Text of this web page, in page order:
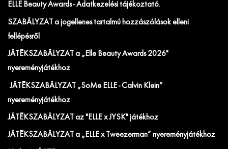
ELLE Beauty Awards - Adatkezelési tájékoztató.
SZABÁLYZAT a jogellenes tartalmú hozzászólások elleni
fellépésről
JÁTÉKSZABÁLYZAT a „Elle Beauty Awards 2026"
nyereményjátékhoz
JÁTÉKSZABÁLYZAT „SoMe ELLE - Calvin Klein”
nyereményjátékhoz
JÁTÉKSZABÁLYZAT az "ELLE x JYSK" játékhoz
JÁTÉKSZABÁLYZAT a „ELLE x Tweezerman” nyereményjátékhoz